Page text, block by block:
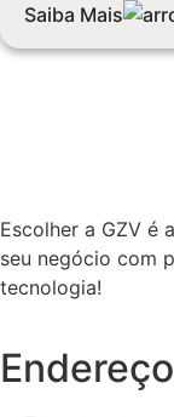
Saiba Mais
Escolher a GZV é
seu negócio com
tecnologia!